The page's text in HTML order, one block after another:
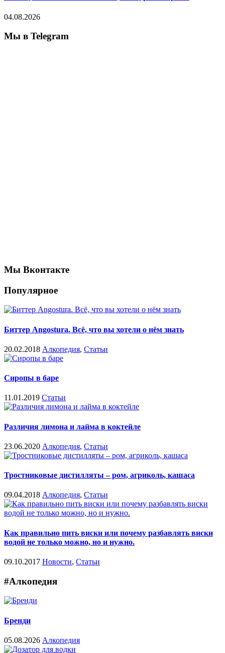
04.08.2026
Мы в Telegram
Мы Вконтакте
Популярное
Биттер Angostura. Всё, что вы хотели о нём знать
20.02.2018 Алкопедия, Статьи
Сиропы в баре
11.01.2019 Статьи
Различия лимона и лайма в коктейле
23.06.2020 Алкопедия, Статьи
Тростниковые дистилляты – ром, агриколь, кашаса
09.04.2018 Алкопедия, Статьи
Как правильно пить виски или почему разбавлять виски
водой не только можно, но и нужно.
09.10.2017 Новости, Статьи
#Алкопедия
Бренди
05.08.2026 Алкопедия